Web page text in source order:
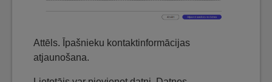
Attēls. Īpašnieku kontaktinformācijas
atjaunošana.